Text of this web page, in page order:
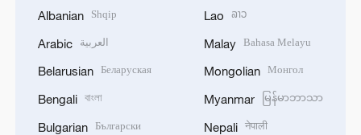
Albanian Shqip
Arabic العربية
Belarusian Беларуская
Bengali বাংলা
Bulgarian Български
Lao ລາວ
Malay Bahasa Melayu
Mongolian Монгол
Myanmar မြန်မာဘာသာ
Nepali नेपाली